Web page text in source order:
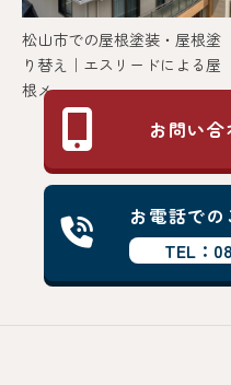
松山市での屋根塗装・屋根塗
り替え｜エスリードによる屋
根メ...
お問い
お電話で
TEL：